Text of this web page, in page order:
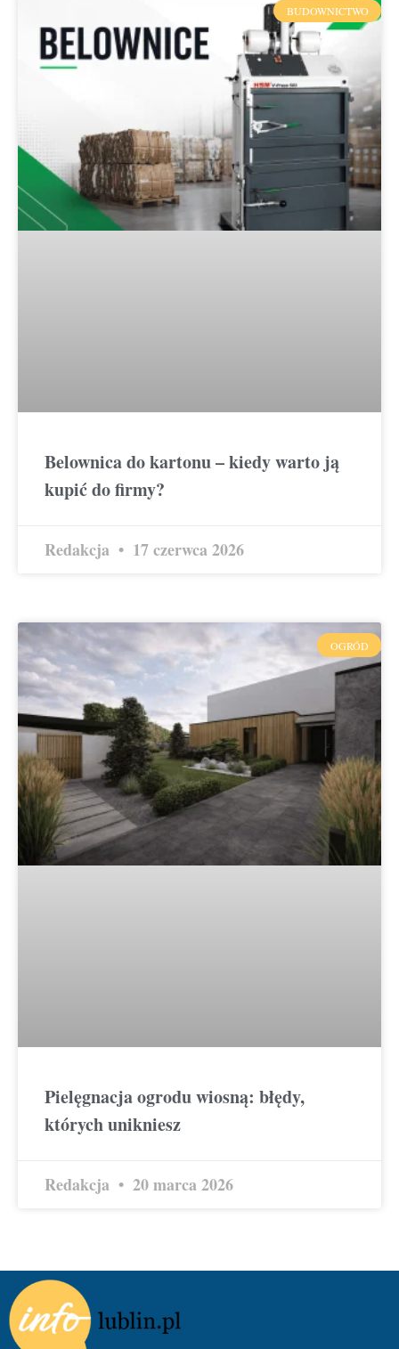
BUDOWNICTWO
Belownica do kartonu – kiedy warto ją
kupić do firmy?
Redakcja 17 czerwca 2026
OGRÓD
Pielęgnacja ogrodu wiosną: błędy,
których unikniesz
Redakcja 20 marca 2026